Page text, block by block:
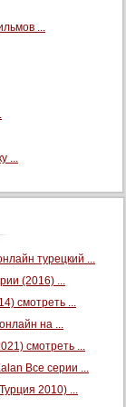
...
...
турецкий ...
(2016) ...
смотреть ...
на ...
смотреть ...
Все серии ...
2010) ...